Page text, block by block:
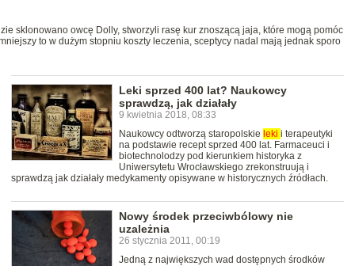
sklonowano owcę Dolly, stworzyli rasę kur znoszącą jaja, które mogą pomóc
to w dużym stopniu koszty leczenia, sceptycy nadal mają jednak sporo
Leki sprzed 400 lat? Naukowcy
sprawdzą, jak działały
9 kwietnia 2018, 08:33
Naukowcy odtworzą staropolskie leki i terapeutyki
na podstawie recept sprzed 400 lat. Farmaceuci i
biotechnolodzy pod kierunkiem historyka z
Uniwersytetu Wrocławskiego zrekonstruują i
sprawdzą jak działały medykamenty opisywane w historycznych źródłach.
Nowy środek przeciwbólowy nie
uzależnia
26 stycznia 2011, 00:19
Jedną z największych wad dostępnych środków